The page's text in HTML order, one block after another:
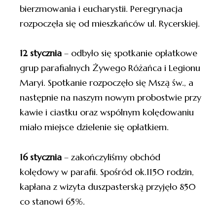
bierzmowania i eucharystii. Peregrynacja
rozpoczęła się od mieszkańców ul. Rycerskiej.
12 stycznia – odbyło się spotkanie opłatkowe
grup parafialnych Żywego Różańca i Legionu
Maryi. Spotkanie rozpoczęło się Mszą św., a
następnie na naszym nowym probostwie przy
kawie i ciastku oraz wspólnym kolędowaniu
miało miejsce dzielenie się opłatkiem.
16 stycznia – zakończyliśmy obchód
kolędowy w parafii. Spośród ok.1150 rodzin,
kapłana z wizyta duszpasterską przyjęło 850
co stanowi 65%.